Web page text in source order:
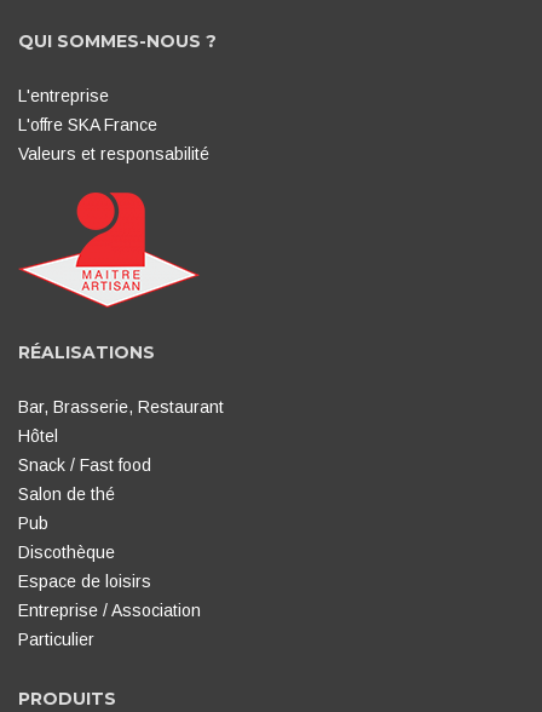
QUI SOMMES-NOUS ?
L'entreprise
L'offre SKA France
Valeurs et responsabilité
RÉALISATIONS
Bar, Brasserie, Restaurant
Hôtel
Snack / Fast food
Salon de thé
Pub
Discothèque
Espace de loisirs
Entreprise / Association
Particulier
PRODUITS